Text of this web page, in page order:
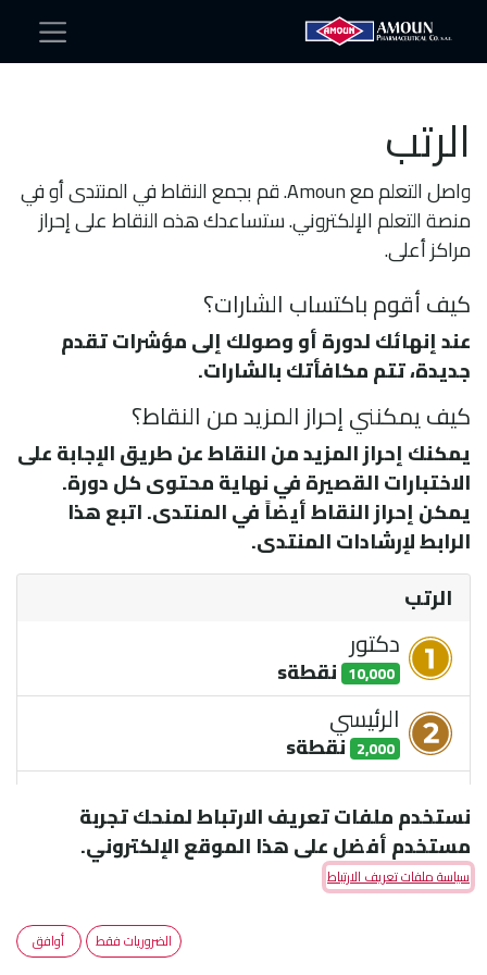
الرتب
واصل التعلم مع Amoun. قم بجمع النقاط في المنتدى أو في
منصة التعلم الإلكتروني. ستساعدك هذه النقاط على إحراز
مراكز أعلى.
كيف أقوم باكتساب الشارات؟
عند إنهائك لدورة أو وصولك إلى مؤشرات تقدم
جديدة، تتم مكافأتك بالشارات.
كيف يمكنني إحراز المزيد من النقاط؟
يمكنك إحراز المزيد من النقاط عن طريق الإجابة على
الاختبارات القصيرة في نهاية محتوى كل دورة.
يمكن إحراز النقاط أيضاً في المنتدى. اتبع هذا
الرابط لإرشادات المنتدى.
الرتب
دكتور
10,000 نقطةs
الرئيسي
2,000 نقطةs
500 نقطةs
طالب
100 نقطة
نستخدم ملفات تعريف الارتباط لمنحك تجربة
مستخدم أفضل على هذا الموقع الإلكتروني.
سياسة ملفات تعريف الارتباط
الضروريات فقط أوافق